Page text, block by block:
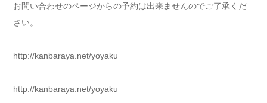
お問い合わせのページからの予約は出来ませんのでご了承くだ
さい。
http://kanbaraya.net/yoyaku
http://kanbaraya.net/yoyaku